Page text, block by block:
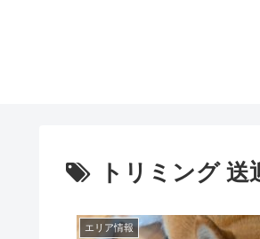
トリミング 送
エリア情報